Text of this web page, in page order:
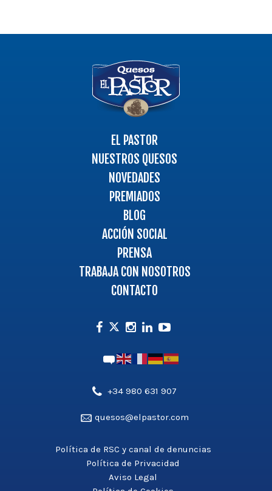
EL PASTOR
NUESTROS QUESOS
NOVEDADES
PREMIADOS
BLOG
ACCIÓN SOCIAL
PRENSA
TRABAJA CON NOSOTROS
CONTACTO
Facebook
TwitterInstagram
LinkedinYoutube
Teléfono',
?
+34 980 631 907
Email',quesos@elpastor.com
Política de RSC y canal de denuncias
Política de Privacidad
Aviso Legal